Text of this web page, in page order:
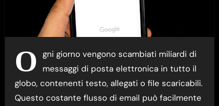
O gni giorno vengono scambiati miliardi di
messaggi di posta elettronica in tutto il
globo, contenenti testo, allegati o file scaricabili.
Questo costante flusso di email può facilmente